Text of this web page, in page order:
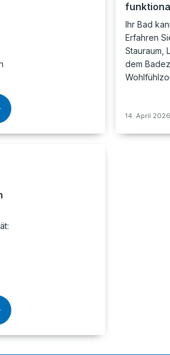
Ihr Bad
Erfahren
Stauraum,
dem
14. April 2026